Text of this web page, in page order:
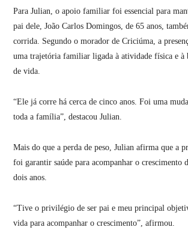
Para Julian, o apoio familiar foi essencial para
pai dele, João Carlos Domingos, de 65 anos,
corrida. Segundo o morador de Criciúma, a
uma trajetória familiar ligada à atividade física e à
de vida.
“Ele já corre há cerca de cinco anos. Foi uma
toda a família”, destacou Julian.
Mais do que a perda de peso, Julian afirma que a
foi garantir saúde para acompanhar o crescimento
dois anos.
“Tive o privilégio de ser pai e meu principal
vida para acompanhar o crescimento”, afirmou.